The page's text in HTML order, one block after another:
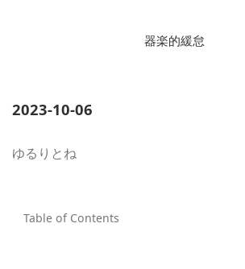
器楽的緩怠
2023-10-06
ゆるりとね